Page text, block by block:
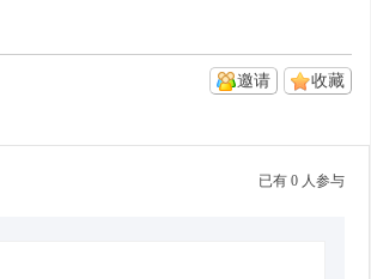
收藏
邀请
已有 0 人参与